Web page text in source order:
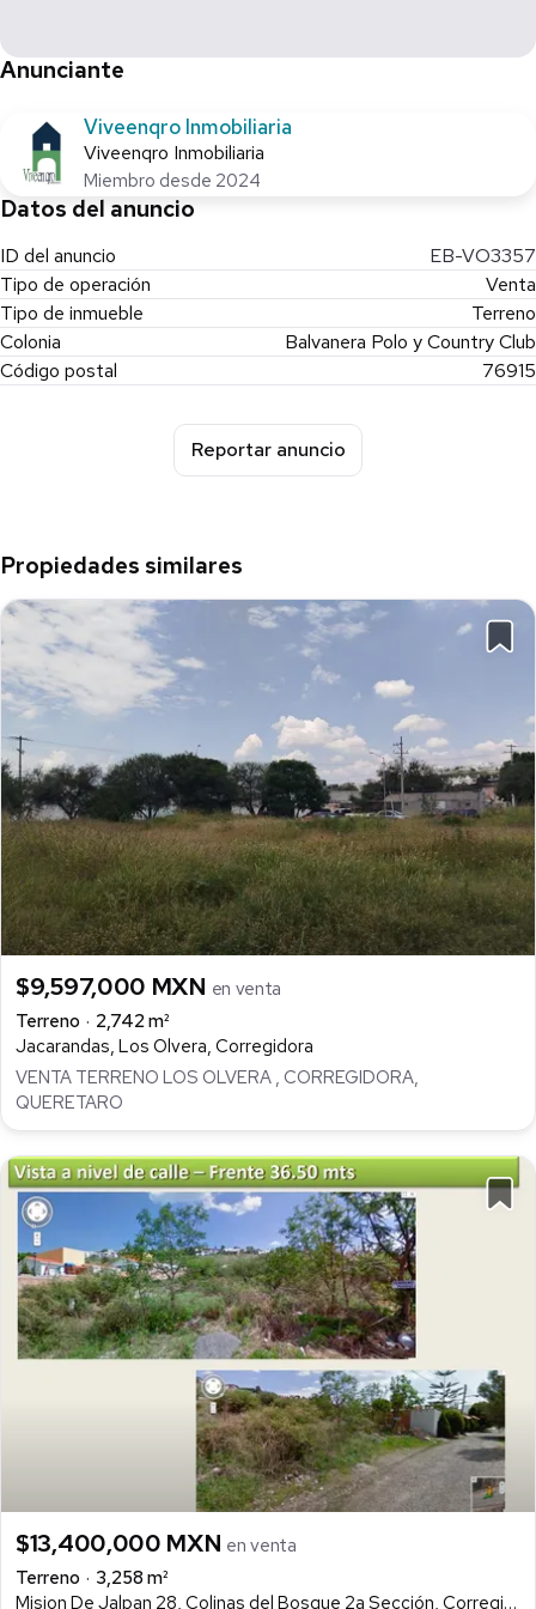
Anunciante
Viveenqro Inmobiliaria
Viveenqro Inmobiliaria
Miembro desde 2024
Datos del anuncio
ID del anuncio
EB-VO3357
Tipo de operación
Venta
Tipo de inmueble
Terreno
Colonia
Balvanera Polo y Country Club
Código postal
76915
Reportar anuncio
Propiedades similares
$9,597,000 MXN en venta
Terreno
2,742 m²
Jacarandas, Los Olvera, Corregidora
VENTA TERRENO LOS OLVERA , CORREGIDORA,
QUERETARO
$13,400,000 MXN en venta
Terreno
3,258 m²
Mision De Jalpan 28, Colinas del Bosque 2a Sección, Corregidora